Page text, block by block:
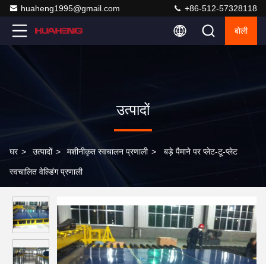
huaheng1995@gmail.com +86-512-57328118
बोली
उत्पादों
घर > उत्पादों > मशीनीकृत स्वचालन प्रणाली > बड़े पैमाने पर प्लेट-टू-प्लेट
स्वचालित वेल्डिंग प्रणाली